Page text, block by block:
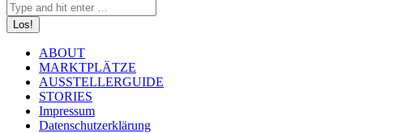
ABOUT
MARKTPLÄTZE
AUSSTELLERGUIDE
STORIES
Impressum
Datenschutzerklärung